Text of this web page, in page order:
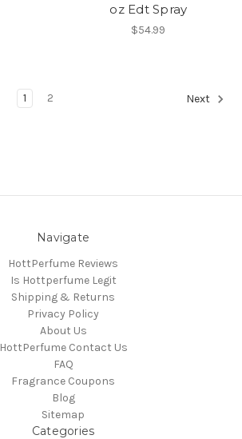
oz Edt Spray
$54.99
1 2 Next
Navigate
HottPerfume Reviews
Is Hottperfume Legit
Shipping & Returns
Privacy Policy
About Us
HottPerfume Contact Us
FAQ
Fragrance Coupons
Blog
Sitemap
Categories